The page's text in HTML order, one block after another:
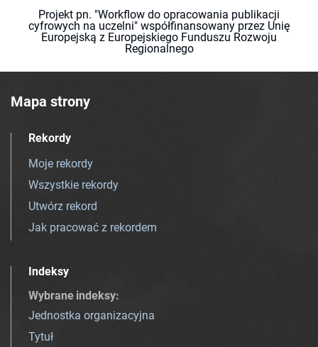
Projekt pn. "Workflow do opracowania publikacji
cyfrowych na uczelni" współfinansowany przez Unię
Europejską z Europejskiego Funduszu Rozwoju
Regionalnego
Mapa strony
Rekordy
Moje rekordy
Wszystkie rekordy
Utwórz rekord
Jak pracować z rekordem
Indeksy
Wybrane indeksy:
Jednostka organizacyjna
Tytuł